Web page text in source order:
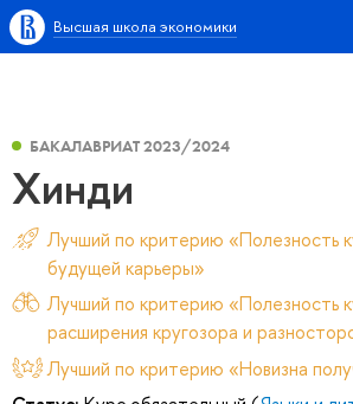
Высшая школа экономики
БАКАЛАВРИАТ 2023/2024
Хинди
Лучший по критерию «Полезность
будущей карьеры»
Лучший по критерию «Полезность
расширения кругозора и
Лучший по критерию «Новизна